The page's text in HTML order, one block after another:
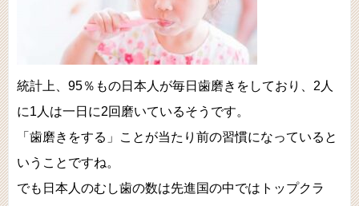
統計上、95％もの日本人が毎日歯磨きをしており、2人
に1人は一日に2回磨いているそうです。
「歯磨きをする」ことが当たり前の習慣になっていると
いうことですね。
でも日本人のむし歯の数は先進国の中ではトップクラ